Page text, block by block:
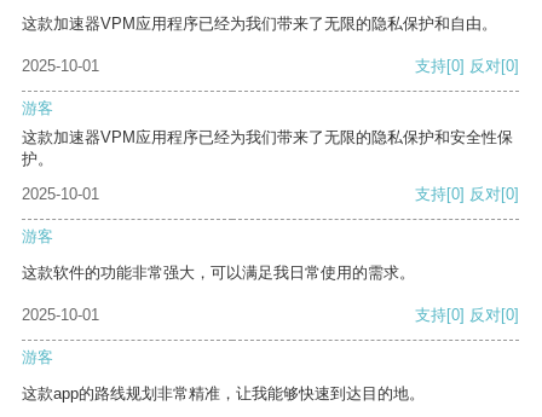
这款加速器VPM应用程序已经为我们带来了无限的隐私保护和自由。
2025-10-01 支持[0] 反对[0]
游客
这款加速器VPM应用程序已经为我们带来了无限的隐私保护和安全性保
护。
2025-10-01
支持[0] 反对[0]
游客
这款软件的功能非常强大，可以满足我日常使用的需求。
2025-10-01 支持[0] 反对[0]
游客
这款app的路线规划非常精准，让我能够快速到达目的地。